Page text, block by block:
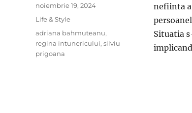
nefiinta a
Situatia
Posted
on
noiembrie 19, 2024
Categories
Life & Style
Tags
adriana bahmuteanu,
regina intunericului, silviu
prigoana